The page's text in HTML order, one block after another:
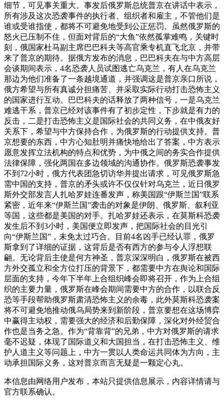
细节，可见事关重大。事发后俄罗斯总统普京在讲话中表示，
所有涉及这次恐袭事件的执行者、组织者和雇主，不管他们是
谁或受谁指使，都将不可避免地受到公正惩罚。虽然俄罗斯的
怒火已压制不住，但面对背后的“大鱼”依然孤掌难鸣，关键时
刻，俄国家杜马副主席巴巴科夫等高官乘专机直飞北京，并带
来了普京的期待。据俄方发布的消息，巴巴科夫在与中方高层
会谈期间表示，4名恐袭人员试图逃亡乌克兰，有人在乌克兰
那边为他们准备了一条越境通道，并强调这是普京亲口所说，
俄方希望与所有真诚分担痛苦、并采取实际行动打击恐怖主义
的国家进行互动。巴巴科夫的话释放了两种信号，一是乌克兰
难逃干系，普京已经对该事件有了初步定性，下步就是有力的
反击，二是打击恐怖主义是国际社会的共同义务，在中俄友好
关系下，希望与中方保持合作，为俄罗斯的行动提供支持。普
京想要的东西，中方心知肚明并痛快地给出了答案，中方表示
愿意发挥立法机构的特点和优势，为中俄之间的务实合作提供
法律保障，强化两国在多边领域的沟通协作。俄罗斯恐袭事发
不到72小时，俄方代表团急切访华并提出请求，可见俄罗斯急
需中国的支持，普京的矛头或许不仅仅针对乌克兰，近日俄罗
斯外交部发言人扎哈罗娃连番发声，称美国跟“伊斯兰国”联系
紧密，近年来“伊斯兰国”袭击的对象是伊朗、俄罗斯、叙利亚
等国，这些都是美国的对手。扎哈罗娃还表示，在莫斯科恐袭
发生后不到3小时，美国便立即发声，把国际社会的目光引
向“伊斯兰国”，未免太过巧合。目前4名凶手已经认罪，俄罗
斯拿到了详细的证据，这背后是否有西方的参与令人浮想联
翩。无论背后主使是何方神圣，普京深深明白，俄罗斯在被西
方外交孤立和全方位打压的背景下，都需要中方在舆论和国际
层面的支持，今年下半年上合组织峰会即将召开，作为上合组
织的主要力量，俄罗斯在峰会期间需要中方的合作，以联合反
恐等手段帮助俄罗斯肃清恐怖主义的余毒，此外莫斯科恐袭案
将不可避免地推动俄乌局势来到新阶段，普京要想在这场博弈
中赢得主动权，需要强大的经济和后勤保障，深化对外经贸合
作也是当务之急。作为“背靠背”的兄弟，中方对俄罗斯的请求
毫不迟疑，体现了国际道义和大国担当，在打击恐怖主义、维
护人道主义等问题上，中方一贯以人类命运共同体为方向，主
动承担国际义务，这对普京而言无疑是一颗定心丸。
本信息由网络用户发布， 本站只提供信息展示，内容详情请与
官方联系确认。